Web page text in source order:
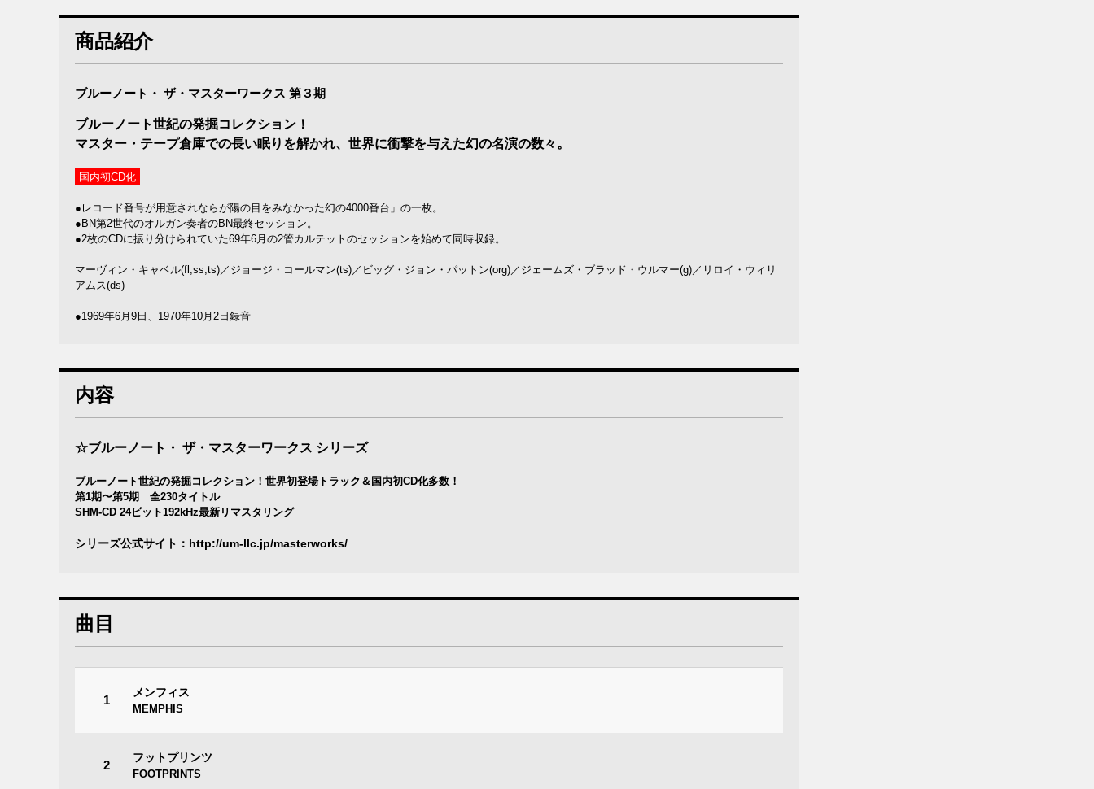
商品紹介
ブルーノート・ ザ・マスターワークス 第３期
ブルーノート世紀の発掘コレクション！
マスター・テープ倉庫での長い眠りを解かれ、世界に衝撃を与えた幻の名演の数々。
国内初CD化
●レコード番号が用意されならが陽の目をみなかった幻の4000番台」の一枚。
●BN第2世代のオルガン奏者のBN最終セッション。
●2枚のCDに振り分けられていた69年6月の2管カルテットのセッションを始めて同時収録。
マーヴィン・キャベル(fl,ss,ts)／ジョージ・コールマン(ts)／ビッグ・ジョン・パットン(org)／ジェームズ・ブラッド・ウルマー(g)／リロイ・ウィリ
アムス(ds)
●1969年6月9日、1970年10月2日録音
内容
☆ブルーノート・ ザ・マスターワークス シリーズ
ブルーノート世紀の発掘コレクション！世界初登場トラック＆国内初CD化多数！
第1期〜第5期 全230タイトル
SHM-CD 24ビット192kHz最新リマスタリング
シリーズ公式サイト： http://um-llc.jp/masterworks/
曲目
1
メンフィス
MEMPHIS
2
フットプリンツ
FOOTPRINTS